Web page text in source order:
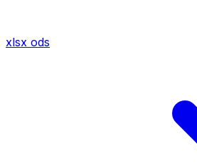
xlsx ods